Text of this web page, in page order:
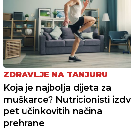
ZDRAVLJE NA TANJURU
Koja je najbolja dijeta za
muškarce? Nutricionisti
pet učinkovitih načina
prehrane